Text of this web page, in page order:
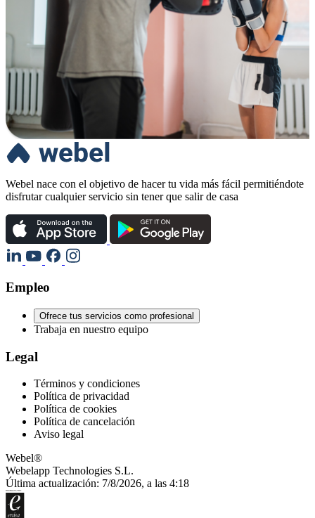
Webel nace con el objetivo de hacer tu vida más fácil permitiéndote
disfrutar cualquier servicio sin tener que salir de casa
Empleo
Ofrece tus servicios como profesional
Trabaja en nuestro equipo
Legal
Términos y condiciones
Política de privacidad
Política de cookies
Política de cancelación
Aviso legal
Webel®
Webelapp Technologies S.L.
Última actualización: 7/8/2026, a las 4:18